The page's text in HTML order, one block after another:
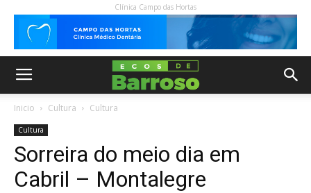
Clínica Campo das Hortas
Inicio Cultura Cultura
Cultura
Sorreira do meio dia em
Cabril – Montalegre